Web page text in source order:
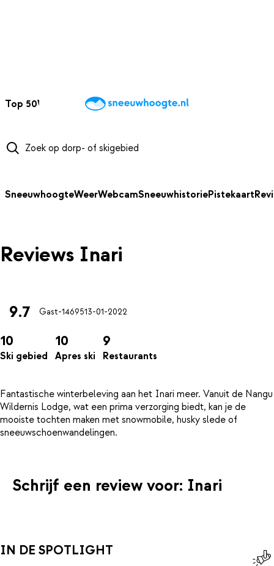
Top 50Webcams WintersportweerKaarten
SneeuwhoogteWeerWebcamSneeuwhistoriePistekaart
Reviews Inari
9.7 Gast-1469513-01-2022
10
Ski gebied
10
Apres ski
9
Restaurants
Fantastische winterbeleving aan het Inari meer. Vanuit de Nangu
Wildernis Lodge, wat een prima verzorging biedt, kan je de
mooiste tochten maken met snowmobile, husky slede of
Schrijf een review voor: Inari
IN DE SPOTLIGHT